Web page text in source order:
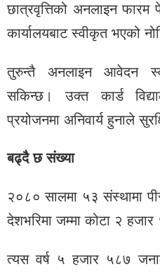
छात्रवृत्तिको अनलाइन फारम
कार्यालयबाट स्वीकृत भएको
तुरुन्तै अनलाइन आवेदन
सकिन्छ। उक्त कार्ड
प्रयोजनमा अनिवार्य हुनाले
बढ्दै छ संख्या
२०८० सालमा ५३ संस्थामा
देशभरिमा जम्मा कोटा २
त्यस वर्ष ५ हजार ५८७